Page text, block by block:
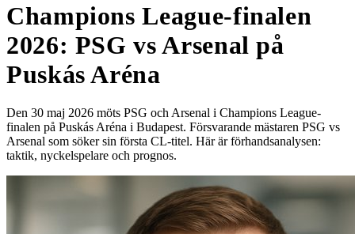
Champions League-finalen
2026: PSG vs Arsenal på
Puskás Aréna
Den 30 maj 2026 möts PSG och Arsenal i Champions League-
finalen på Puskás Aréna i Budapest. Försvarande mästaren PSG vs
Arsenal som söker sin första CL-titel. Här är förhandsanalysen:
taktik, nyckelspelare och prognos.